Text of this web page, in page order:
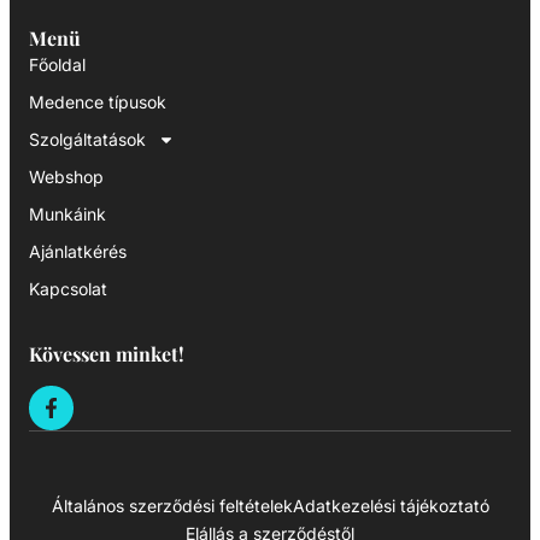
Menü
Főoldal
Medence típusok
Szolgáltatások
Webshop
Munkáink
Ajánlatkérés
Kapcsolat
Kövessen minket!
Általános szerződési feltételekAdatkezelési tájékoztató
Elállás a szerződéstől